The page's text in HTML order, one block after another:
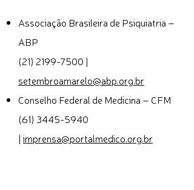
Associação Brasileira de Psiquiatria –
ABP
(21) 2199-7500 |
setembroamarelo@abp.org.br
Conselho Federal de Medicina – CFM
(61) 3445-5940
| imprensa@portalmedico.org.br